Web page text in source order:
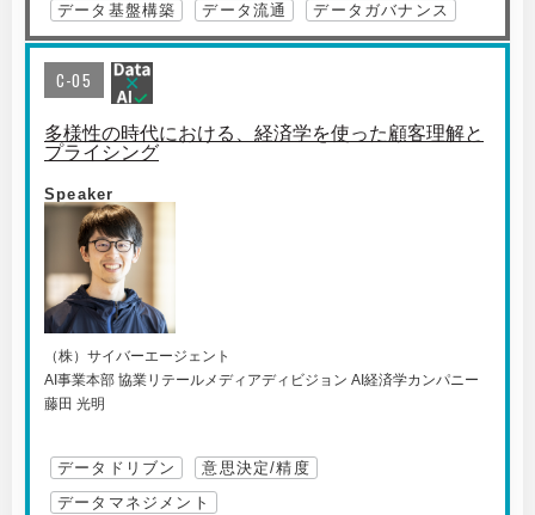
データ基盤構築 データ流通 データガバナンス
C-05
多様性の時代における、経済学を使った顧客理解と
プライシング
Speaker
（株）サイバーエージェント
AI事業本部 協業リテールメディアディビジョン AI経済学カンパニー
藤田 光明
データドリブン
意思決定/精度
データマネジメント